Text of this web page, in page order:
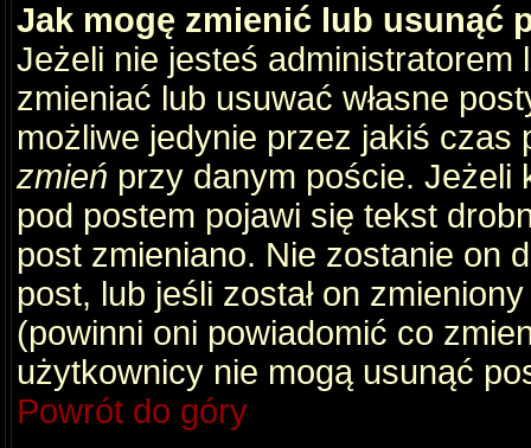
Jak mogę zmienić lub usunąć
Jeżeli nie jesteś
zmieniać lub usuwać własne
możliwe jedynie przez jakiś
zmień przy danym poście. Jeżeli
pod postem pojawi się tekst
post zmieniano. Nie zostanie on
post, lub jeśli został on
(powinni oni powiadomić co
użytkownicy nie mogą usunąć
Powrót do góry